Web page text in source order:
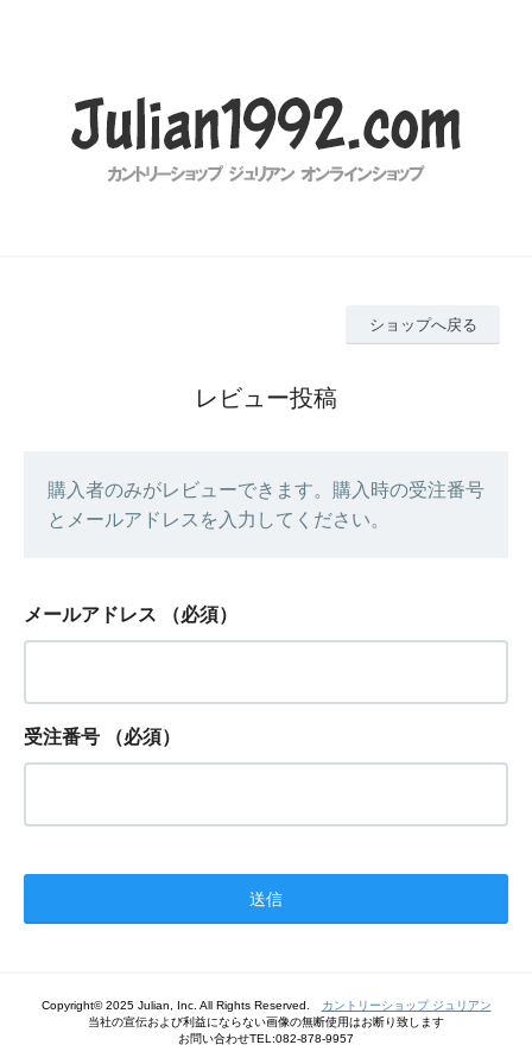
ショップへ戻る
レビュー投稿
購入者のみがレビューできます。購入時の受注番号
とメールアドレスを入力してください。
メールアドレス （必須）
受注番号 （必須）
Copyright© 2025 Julian, Inc. All Rights Reserved.
カントリーショップ ジュリアン
当社の宣伝および利益にならない画像の無断使用はお断り致します
お問い合わせTEL:082-878-9957